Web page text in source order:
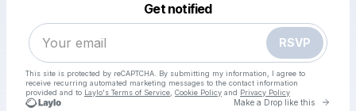
Get notified
RSVP
This site is protected by reCAPTCHA. By submitting my information, I agree to
receive recurring automated marketing messages to the contact information
provided and to Laylo's Terms of Service Cookie Policy and Privacy Policy
Make a Drop like this Go
Make a drop like this